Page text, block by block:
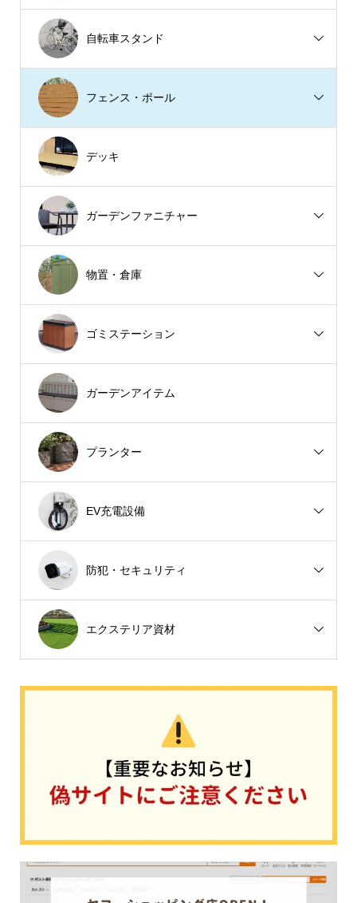
自転車スタンド
フェンス・ポール
デッキ
ガーデンファニチャー
物置・倉庫
ゴミステーション
ガーデンアイテム
プランター
EV充電設備
防犯・セキュリティ
エクステリア資材